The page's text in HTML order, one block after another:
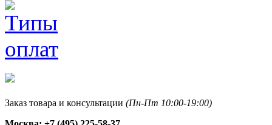
Заказ товара и консультации (Пн-Пт 10:00-19:00)